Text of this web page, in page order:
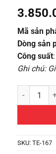
Mã sản
Dòng sản
Công suất
Ghi chú:
Đèn trang
SKU: TE-167